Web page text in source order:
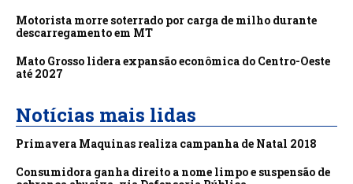
Motorista morre soterrado por carga de milho durante
descarregamento em MT
Mato Grosso lidera expansão econômica do Centro-Oeste
até 2027
Notícias mais lidas
Primavera Maquinas realiza campanha de Natal 2018
Consumidora ganha direito a nome limpo e suspensão de